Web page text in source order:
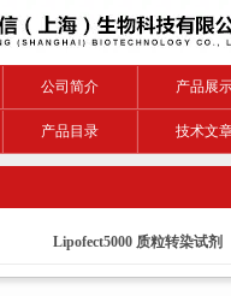
公司简介 产品展
产品目录 技术文
Lipofect5000 质粒转染试剂